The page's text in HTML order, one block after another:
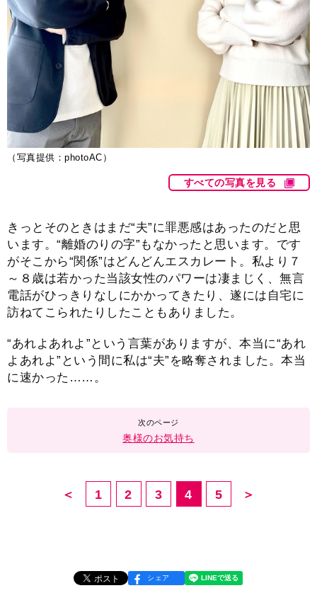
（写真提供：photoAC）
すべての写真を見る
きっとそのときはまだ“夫”に罪悪感はあったのだと思
います。“離婚のりの字”もなかったと思います。です
がそこから“関係”はどんどんエスカレート。私より７
～８歳は若かった当該女性のパワーは凄まじく、無言
電話がひっきりなしにかかってきたり、遂には自宅に
訪ねてこられたりしたこともありました。
“あれよあれよ”という言葉がありますが、本当に“あれ
よあれよ”という間に私は“夫”を略奪されました。本当
に速かった……。
奥様のお気持ち
＜ 1 2 3 4 5 ＞
シェア